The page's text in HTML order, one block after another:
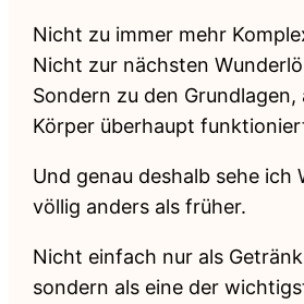
Nicht zu immer mehr
Nicht zur nächsten
Sondern zu den
Körper überhaupt
Und genau deshalb sehe ich
völlig anders als früher.
Nicht einfach nur als
sondern als eine der